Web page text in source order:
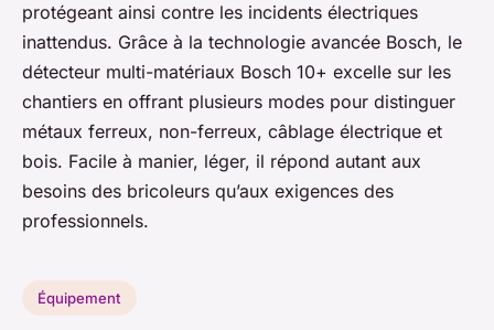
protégeant ainsi contre les incidents électriques
inattendus. Grâce à la technologie avancée Bosch, le
détecteur multi-matériaux Bosch 10+ excelle sur les
chantiers en offrant plusieurs modes pour distinguer
métaux ferreux, non-ferreux, câblage électrique et
bois. Facile à manier, léger, il répond autant aux
besoins des bricoleurs qu’aux exigences des
professionnels.
Équipement